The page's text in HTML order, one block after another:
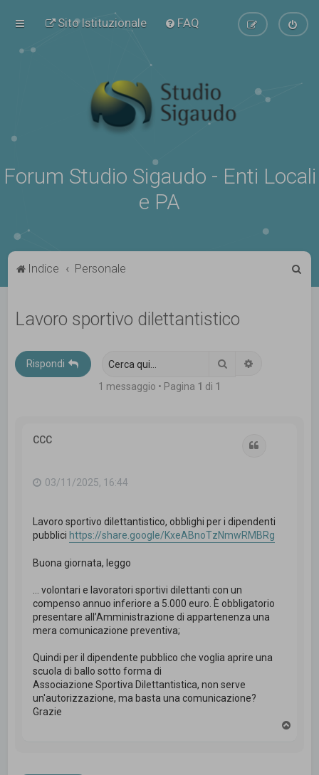
Sito Istituzionale FAQ
Forum Studio Sigaudo - Enti Locali
e PA
Indice Personale
Lavoro sportivo dilettantistico
Rispondi Cerca
1 messaggio • Pagina 1 di 1
CCC
03/11/2025, 16:44
Lavoro sportivo dilettantistico, obblighi per i dipendenti
pubblici https://share.google/KxeABnoTzNmwRMBRg
Buona giornata, leggo
... volontari e lavoratori sportivi dilettanti con un
compenso annuo inferiore a 5.000 euro. È obbligatorio
presentare all’Amministrazione di appartenenza una
mera comunicazione preventiva;
Quindi per il dipendente pubblico che voglia aprire una
scuola di ballo sotto forma di
Associazione Sportiva Dilettantistica, non serve
un'autorizzazione, ma basta una comunicazione?
Grazie